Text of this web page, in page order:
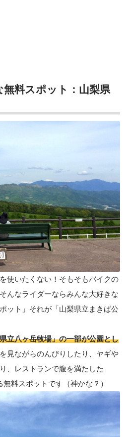
料スポット：山梨県
使いたくない！そもそもバイクの
んなライダーならみんな大好きな
ット」それが 「山梨県立まきば公
立八ヶ岳牧場」の一部が公園とし
見ながらのんびりしたり、ヤギや
、レストランで腹を満たした
料スポットです（神かな？）